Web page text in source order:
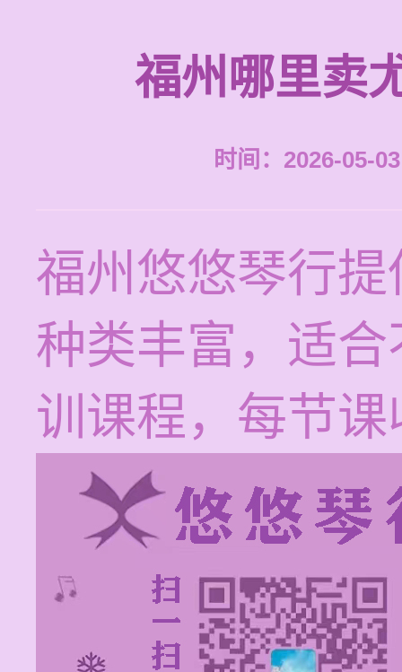
福州哪里卖
时间：2026-05-
福州悠悠琴行
种类丰富，适
训课程，每节